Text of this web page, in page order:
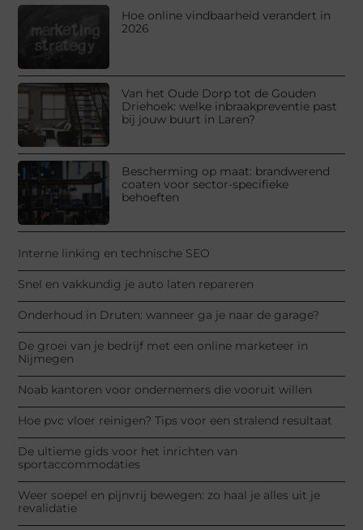
Hoe online vindbaarheid verandert in
2026
Van het Oude Dorp tot de Gouden
Driehoek: welke inbraakpreventie past
bij jouw buurt in Laren?
Bescherming op maat: brandwerend
coaten voor sector-specifieke
behoeften
Interne linking en technische SEO
Snel en vakkundig je auto laten repareren
Onderhoud in Druten: wanneer ga je naar de garage?
De groei van je bedrijf met een online marketeer in
Nijmegen
Noab kantoren voor ondernemers die vooruit willen
Hoe pvc vloer reinigen? Tips voor een stralend resultaat
De ultieme gids voor het inrichten van
sportaccommodaties
Weer soepel en pijnvrij bewegen: zo haal je alles uit je
revalidatie